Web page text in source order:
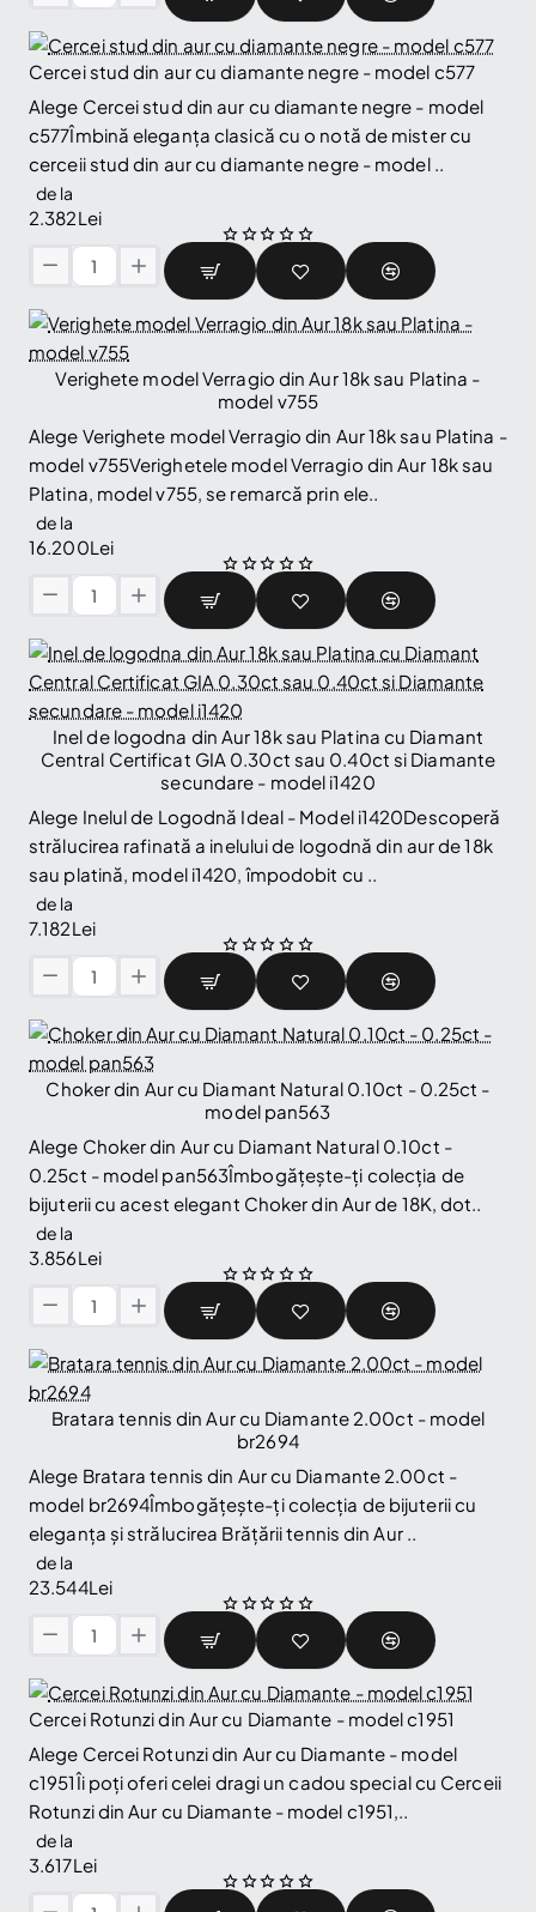
Reduceri și noutăți doar pentru abonați
Fii la curent cu noutățile și promoțiile abonându-te
Abonare
logodna
model
din
Aur
18k
sau
Platina
Diamant
Certificat
GIA
0.30ct
sau
0.40ct
model
i168
🔥 Selling fast
Cercei stud din aur cu diamante negre - model c577
Alege Cercei stud din aur cu diamante negre - model
c577Îmbină eleganța clasică cu o notă de mister cu
cerceii stud din aur cu diamante negre - model ..
de la
2.382Lei
Cercei
din
aur
diamante
-
model
c577
Verighete model Verragio din Aur 18k sau Platina -
model v755
Alege Verighete model Verragio din Aur 18k sau Platina -
model v755Verighetele model Verragio din Aur 18k sau
Platina, model v755, se remarcă prin ele..
de la
16.200Lei
Verighete
Verragio
din
18k
sau
Platina
model
v755
🔥 Selling fast
Inel de logodna din Aur 18k sau Platina cu Diamant
Central Certificat GIA 0.30ct sau 0.40ct si Diamante
secundare - model i1420
Alege Inelul de Logodnă Ideal - Model i1420Descoperă
strălucirea rafinată a inelului de logodnă din aur de 18k
sau platină, model i1420, împodobit cu ..
de la
7.182Lei
logodna
din
Aur
Platina
cu
Diamant
Central
Certificat
0.30ct
0.40ct
si
Diamante
secundare
model
i1420
🔥 Selling fast
Choker din Aur cu Diamant Natural 0.10ct - 0.25ct -
model pan563
Alege Choker din Aur cu Diamant Natural 0.10ct -
0.25ct - model pan563Îmbogățește-ți colecția de
bijuterii cu acest elegant Choker din Aur de 18K, dot..
de la
3.856Lei
Choker
Aur
cu
Diamant
-
0.25ct
-
model
pan563
Bratara tennis din Aur cu Diamante 2.00ct - model
br2694
Alege Bratara tennis din Aur cu Diamante 2.00ct -
model br2694Îmbogățește-ți colecția de bijuterii cu
eleganța și strălucirea Brățării tennis din Aur ..
de la
23.544Lei
Bratara
din
Aur
Diamante
2.00ct
-
model
br2694
🔥 Selling fast
Cercei Rotunzi din Aur cu Diamante - model c1951
Alege Cercei Rotunzi din Aur cu Diamante - model
c1951Îi poți oferi celei dragi un cadou special cu Cerceii
Rotunzi din Aur cu Diamante - model c1951,..
de la
3.617Lei